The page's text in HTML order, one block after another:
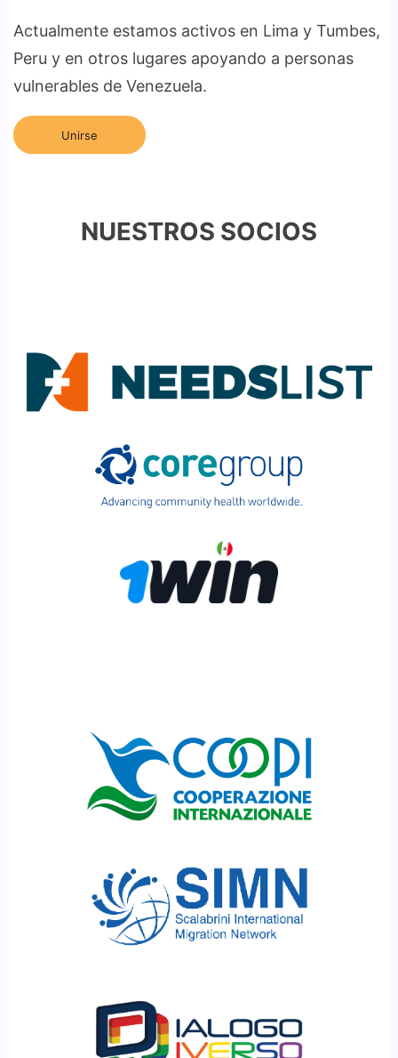
Actualmente estamos activos en Lima y Tumbes,
Peru y en otros lugares apoyando a personas
vulnerables de Venezuela.
Unirse
NUESTROS SOCIOS